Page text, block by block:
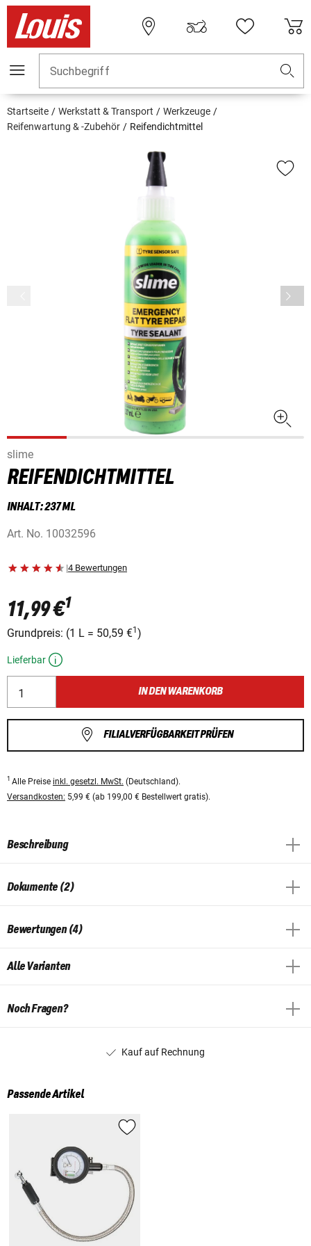
Suchbegriff
Startseite Werkstatt & Transport
Werkzeuge
Reifenwartung & -Zubehör
Reifendichtmittel
slime
REIFENDICHTMITTEL
INHALT: 237 ML
Art. No. 10032596
|4 Bewertungen
11,99 €1
Grundpreis: (1 L = 50,59 €1 )
Lieferbar
IN DEN WARENKORB
FILIALVERFÜGBARKEIT PRÜFEN
1 Alle Preise inkl. gesetzl. MwSt. (Deutschland).
Versandkosten: 5,99 € (ab 199,00 € Bestellwert gratis).
Beschreibung
Dokumente (2)
Bewertungen (4)
Alle Varianten
Noch Fragen?
Kauf auf Rechnung
Passende Artikel